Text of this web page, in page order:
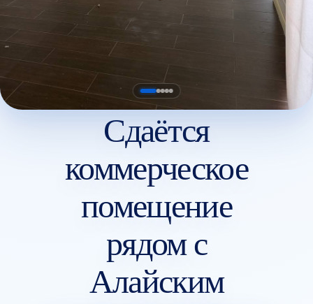
Сдаётся
коммерческое
помещение
рядом с
Алайским